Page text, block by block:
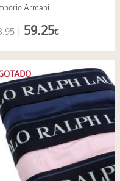
Armani
59.25€